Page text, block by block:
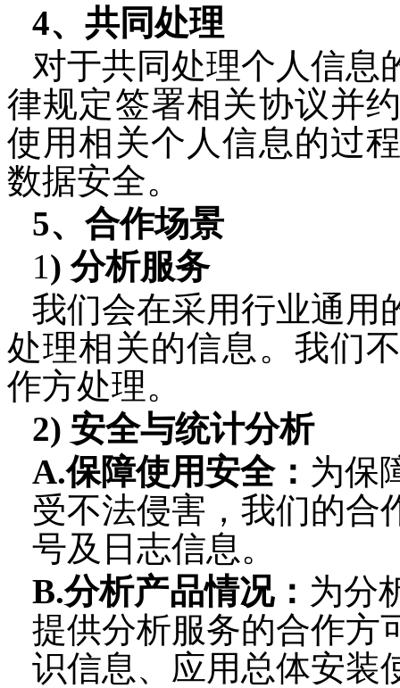
4、共同处理
对于共同处理个人信息
律规定签署相关协议并
使用相关个人信息的过
数据安全。
5、合作场景
1) 分析服务
我们会在采用行业通用
处理相关的信息。我们
作方处理。
2) 安全与统计分析
A.保障使用安全： 为保
受不法侵害，我们的合
号及日志信息。
B.分析产品情况： 为分
提供分析服务的合作方
识信息、应用总体安装